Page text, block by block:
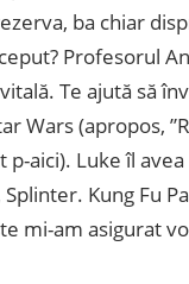
ba chiar
Profesorul
Te ajută să
Wars (apropos,
aici). Luke îl
Splinter. Kung Fu
mi-am asigurat